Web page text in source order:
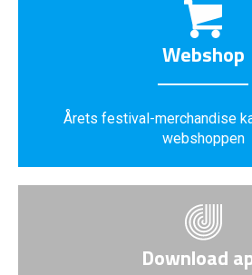
Webshop
Årets festival-merchandise
webshoppen
Download